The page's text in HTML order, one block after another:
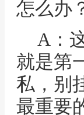
怎么办
A：
就是第
私，别
最重要